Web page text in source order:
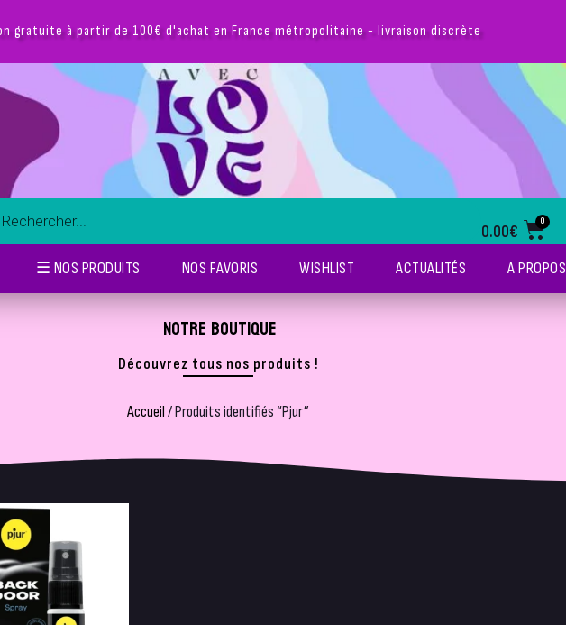
gratuite à partir de 100€ d'achat en France métropolitaine - livraison discrète
0.00€
0
☰ NOS PRODUITS NOS FAVORIS WISHLIST ACTUALITÉS A PROPOS
NOTRE BOUTIQUE
Découvrez tous nos produits !
Accueil/ Produits identifiés “Pjur”